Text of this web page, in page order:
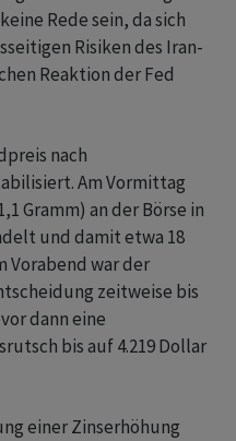
Rede sein, da sich
Risiken des Iran-
Reaktion der Fed
nach
Am Vormittag
Gramm) an der Börse in
und damit etwa 18
Vorabend war der
zeitweise bis
dann eine
bis auf 4.219 Dollar
einer Zinserhöhung